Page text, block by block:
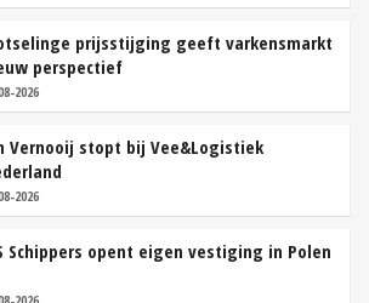
prijsstijging geeft varkensmarkt
perspectief
2026
Vernooij stopt bij Vee&Logistiek
2026
Schippers opent eigen vestiging in Polen